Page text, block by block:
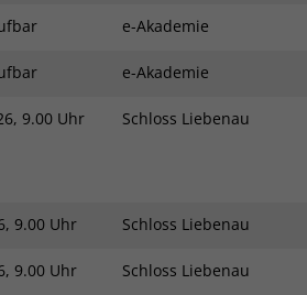
e-Akademie
e-Akademie
9.00 Uhr Schloss Liebenau
9.00 Uhr Schloss Liebenau
9.00 Uhr Schloss Liebenau
späteren Besuchen
verknüpft